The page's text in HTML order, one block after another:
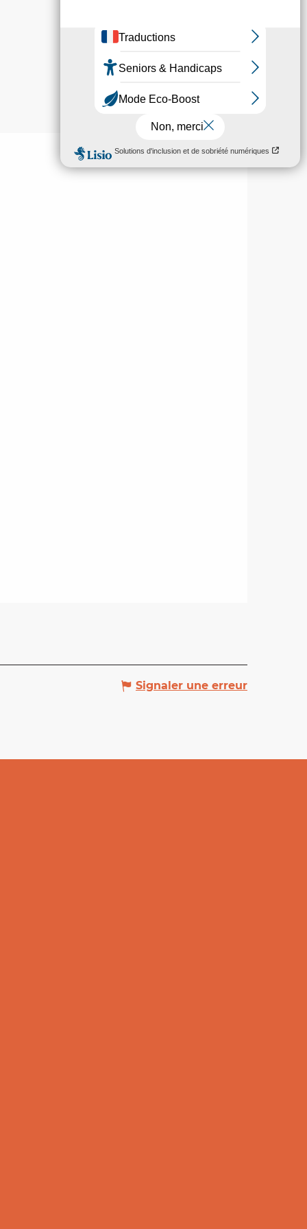
Signaler une erreur